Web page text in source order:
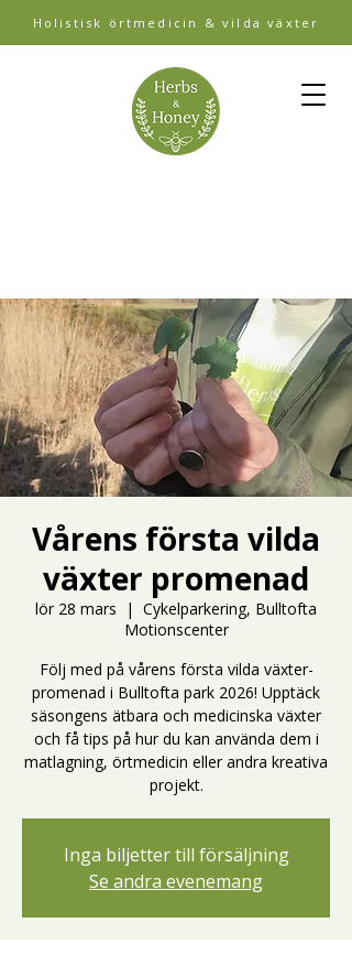
Holistisk örtmedicin & vilda växter
Vårens första vilda
växter promenad
lör 28 mars
  |
Cykelparkering, Bulltofta
Motionscenter
Följ med på vårens första vilda växter-
promenad i Bulltofta park 2026! Upptäck
säsongens ätbara och medicinska växter
och få tips på hur du kan använda dem i
matlagning, örtmedicin eller andra kreativa
projekt.
Inga biljetter till försäljning
Se andra evenemang